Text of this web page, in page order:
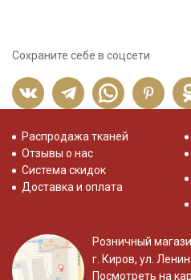
Сохраните себе в соцсети
Распродажа тканей
Отзывы о нас
Система скидок
Доставка и оплата
Розничный
г. Киров, ул.
Посмотреть на